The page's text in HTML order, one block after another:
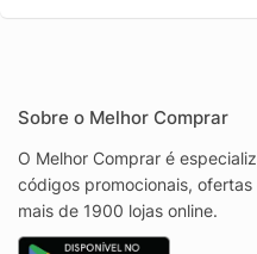
Sobre o Melhor Comprar
O Melhor Comprar é
códigos promocionais,
mais de 1900 lojas online.